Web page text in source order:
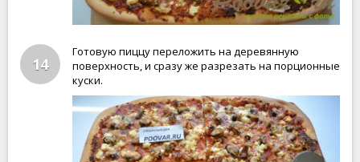
14
Готовую пиццу переложить на деревянную
поверхность, и сразу же разрезать на порционные
куски.